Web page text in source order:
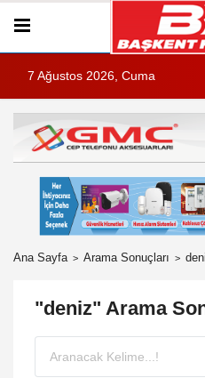
7 Ağustos 2026, Cuma
Ana Sayfa Arama Sonuçları
"deniz" Arama